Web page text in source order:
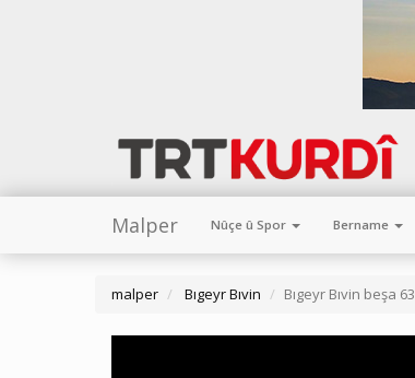
Malper Nûçe û Spor Bername
malper Bıgeyr Bıvin Bıgeyr Bıvin beşa 63